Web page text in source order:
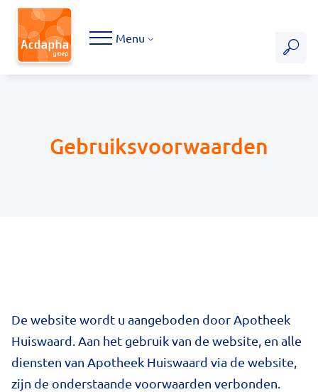
Hoofdmenu
Menu
Gebruiksvoorwaarden
De website wordt u aangeboden door Apotheek
Huiswaard. Aan het gebruik van de website, en alle
diensten van Apotheek Huiswaard via de website,
zijn de onderstaande voorwaarden verbonden.